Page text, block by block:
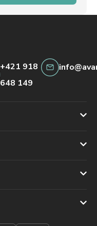
+421 918
648 149